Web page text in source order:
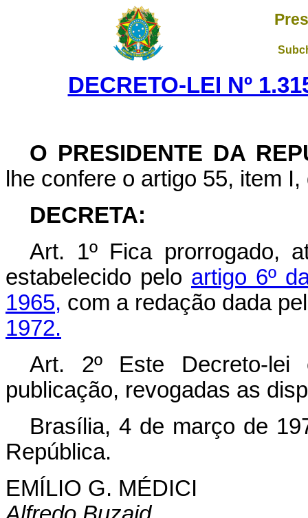
DECRETO-LEI Nº
O PRESIDENTE DA
lhe confere o artigo 55, item
DECRETA:
Art. 1º Fica prorrogado,
estabelecido pelo artigo 6º
1965, com a redação dada
1972.
Art. 2º Este Decreto-
publicação, revogadas as
Brasília, 4 de março de
República.
EMÍLIO G. MÉDICI